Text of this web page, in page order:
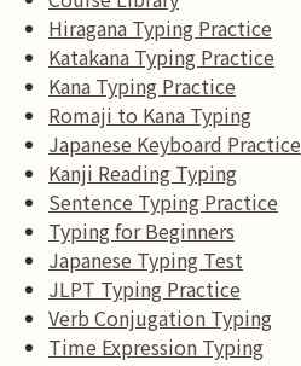
Hiragana Typing Practice
Katakana Typing Practice
Kana Typing Practice
Romaji to Kana Typing
Japanese Keyboard Practice
Kanji Reading Typing
Sentence Typing Practice
Typing for Beginners
Japanese Typing Test
JLPT Typing Practice
Verb Conjugation Typing
Time Expression Typing